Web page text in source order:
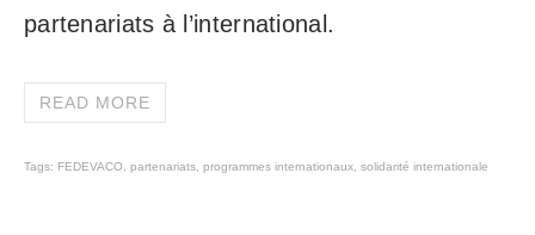
partenariats à l’international.
READ MORE
Tags: FEDEVACO, partenariats, programmes internationaux, solidarité internationale